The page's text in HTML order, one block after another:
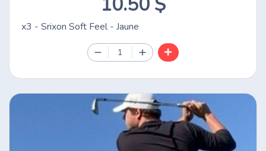
x3 - Srixon Soft Feel - Jaune
1